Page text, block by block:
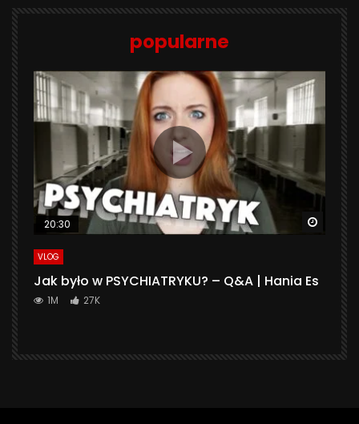
popularne
20:30
VLOG
Jak było w PSYCHIATRYKU? – Q&A | Hania Es
1M 27K